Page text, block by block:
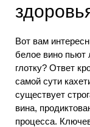
Вот вам
белое вино пьют
глотку? Ответ
самой сути
существует
вина,
процесса.